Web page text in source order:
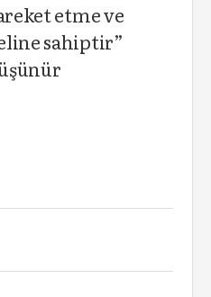
etme ve
sahiptir”